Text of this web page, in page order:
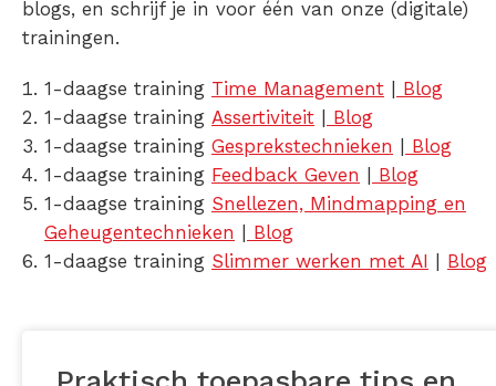
blogs, en schrijf je in voor één van onze (digitale)
trainingen.
1-daagse training Time Management | Blog
1-daagse training Assertiviteit | Blog
1-daagse training Gesprekstechnieken | Blog
1-daagse training Feedback Geven | Blog
1-daagse training Snellezen, Mindmapping en
Geheugentechnieken | Blog
1-daagse training Slimmer werken met AI | Blog